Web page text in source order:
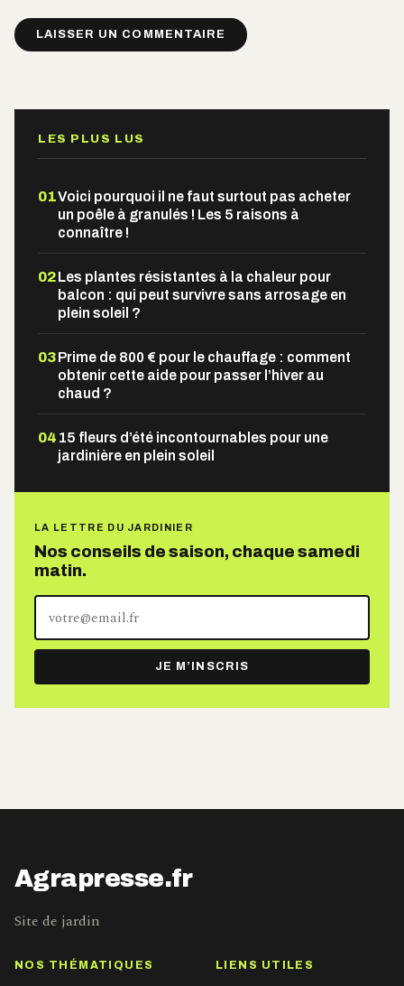
LES PLUS LUS
01Voici pourquoi il ne faut surtout pas acheter
un poêle à granulés ! Les 5 raisons à
connaître !
02Les plantes résistantes à la chaleur pour
balcon : qui peut survivre sans arrosage en
plein soleil ?
03Prime de 800 € pour le chauffage : comment
obtenir cette aide pour passer l’hiver au
chaud ?
04 15 fleurs d’été incontournables pour une
jardinière en plein soleil
LA LETTRE DU JARDINIER
Nos conseils de saison, chaque samedi
matin.
adresse
e-
mail
JE M’INSCRIS
Agrapresse.fr
Site de jardin
NOS THÉMATIQUES LIENS UTILES